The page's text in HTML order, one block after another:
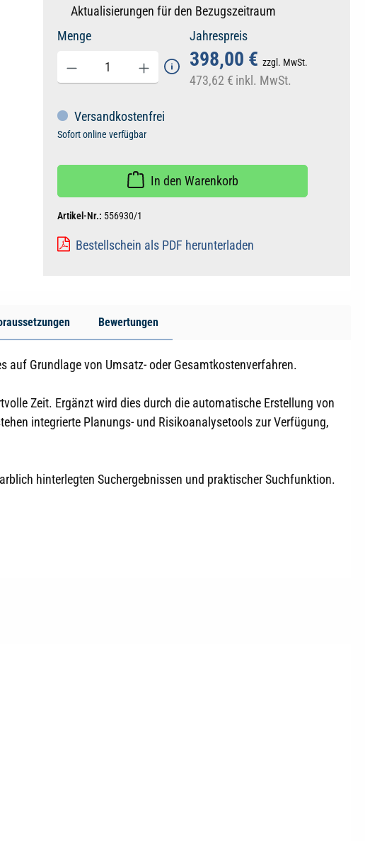
Aktualisierungen für den Bezugszeitraum
Menge
Jahrespreis
398,00 € zzgl. MwSt.
473,62 € inkl. MwSt.
Versandkostenfrei
Sofort online verfügbar
In den Warenkorb
Artikel-Nr.: 556930/1
Bestellschein als PDF herunterladen
Bewertungen
auf Grundlage von Umsatz- oder Gesamtkostenverfahren.
Zeit. Ergänzt wird dies durch die automatische Erstellung von
integrierte Planungs- und Risikoanalysetools zur Verfügung,
hinterlegten Suchergebnissen und praktischer Suchfunktion.